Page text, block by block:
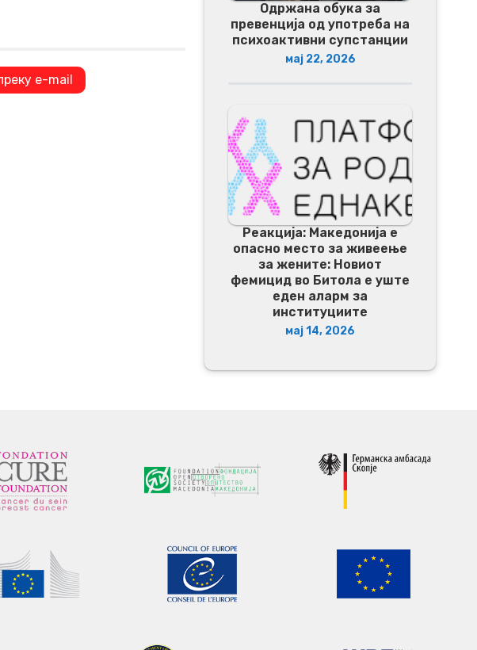
e-mail
Одржана обука за
превенција од употреба на
психоактивни супстанции
мај 22, 2026
Реакција: Македонија е
опасно место за живеење
за жените: Новиот
фемицид во Битола е уште
еден аларм за
институциите
мај 14, 2026